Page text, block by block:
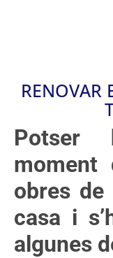
RENOVAR
Potser
moment
obres
casa i
algunes